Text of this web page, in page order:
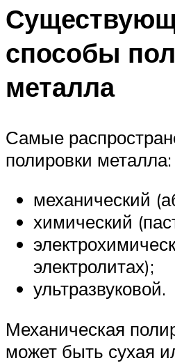
способы
металла
Самые
полировки металла:
механический
химический
электролитах);
ультразвуковой.
Механическая
может быть сухая